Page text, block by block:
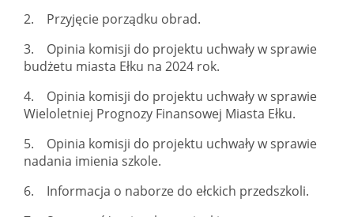
2. Przyjęcie porządku obrad.
3. Opinia komisji do projektu uchwały w sprawie
budżetu miasta Ełku na 2024 rok.
4. Opinia komisji do projektu uchwały w sprawie
Wieloletniej Prognozy Finansowej Miasta Ełku.
5. Opinia komisji do projektu uchwały w sprawie
nadania imienia szkole.
6. Informacja o naborze do ełckich przedszkoli.